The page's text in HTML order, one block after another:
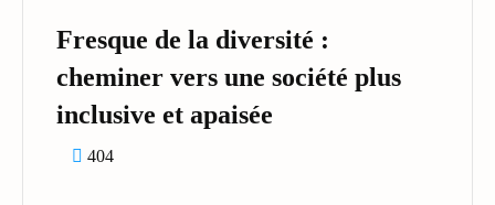
Fresque de la diversité :
cheminer vers une société plus
inclusive et apaisée
404